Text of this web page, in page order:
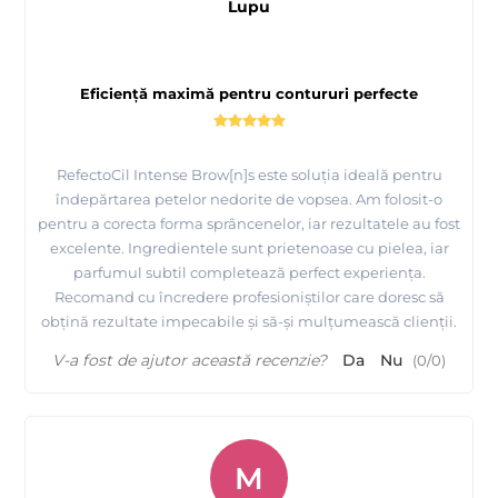
Eficiență maximă pentru contururi perfecte
RefectoCil Intense Brow[n]s este soluția ideală pentru
îndepărtarea petelor nedorite de vopsea. Am folosit-o
pentru a corecta forma sprâncenelor, iar rezultatele au fost
excelente. Ingredientele sunt prietenoase cu pielea, iar
parfumul subtil completează perfect experiența.
Recomand cu încredere profesioniștilor care doresc să
obțină rezultate impecabile și să-și mulțumească clienții.
Lupu
V-a fost de ajutor această recenzie? Da Nu (0/0)
M